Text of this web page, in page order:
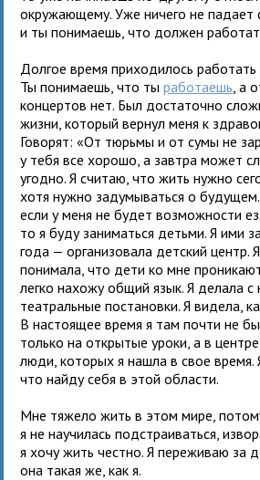
окружающему. Уже ничего не падает
и ты понимаешь, что должен
Долгое время приходилось
Ты понимаешь, что тыработаешь , а
концертов нет. Был достаточно
жизни, который вернул меня к
Говорят: «От тюрьмы и от сумы не
у тебя все хорошо, а завтра может
угодно. Я считаю, что жить нужно
хотя нужно задумываться о
если у меня не будет возможности
то я буду заниматься детьми. Я ими
года — организовала детский центр.
понимала, что дети ко мне
легко нахожу общий язык. Я делала
театральные постановки. Я видела,
В настоящее время я там почти не
только на открытые уроки, а в
люди, которых я нашла в свое время.
что найду себя в этой области.
Мне тяжело жить в этом мире,
я не научилась подстраиваться,
я хочу жить честно. Я переживаю за
она такая же, как я.